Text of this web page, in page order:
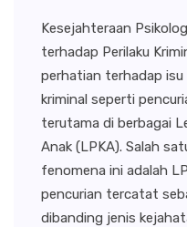
Kesejahteraan
terhadap Perilaku
perhatian terhadap isu
kriminal seperti
terutama di berbagai
Anak (LPKA). Salah
fenomena ini adalah
pencurian tercatat
dibanding jenis